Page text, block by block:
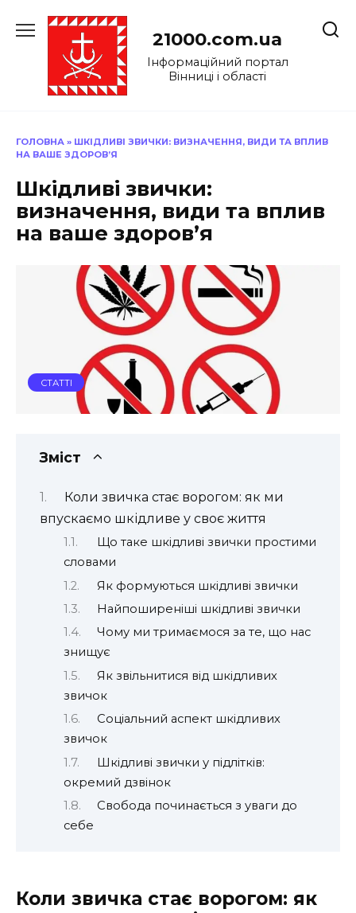
до
21000.com.ua
Інформаційний портал
Вінниці і області
ГОЛОВНА » ШКІДЛИВІ ЗВИЧКИ: ВИЗНАЧЕННЯ, ВИДИ ТА ВПЛИВ
НА ВАШЕ ЗДОРОВ’Я
Шкідливі звички:
визначення, види та вплив
на ваше здоров’я
СТАТТІ
Зміст
Коли звичка стає ворогом: як ми
впускаємо шкідливе у своє життя
Що таке шкідливі звички простими
словами
Як формуються шкідливі звички
Найпоширеніші шкідливі звички
Чому ми тримаємося за те, що нас
знищує
Як звільнитися від шкідливих
звичок
Соціальний аспект шкідливих
звичок
Шкідливі звички у підлітків:
окремий дзвінок
Свобода починається з уваги до
себе
Коли звичка стає ворогом: як